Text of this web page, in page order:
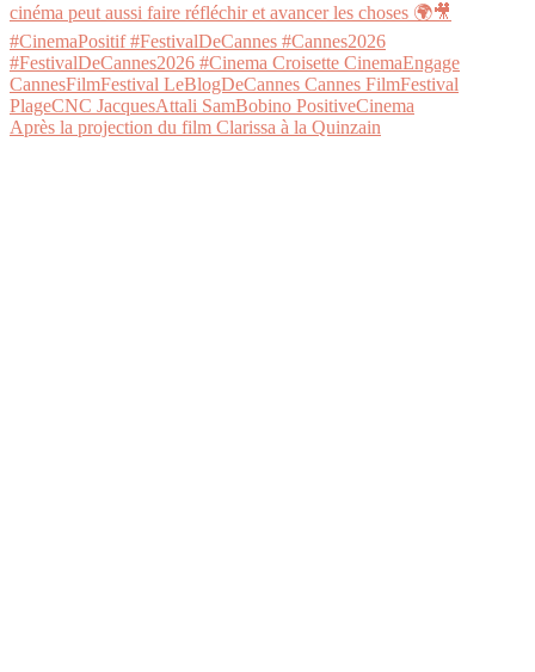
Après la projection du film Clarissa à la Quinzain